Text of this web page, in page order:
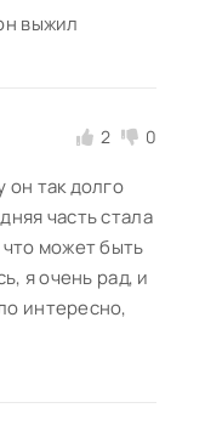
выжил
2 0
он так долго
часть стала
может быть
я очень рад, и
интересно,